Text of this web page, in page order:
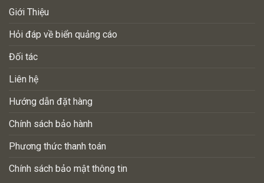
Giới Thiệu
Hỏi đáp về biển quảng cáo
Đối tác
Liên hệ
Hướng dẫn đặt hàng
Chính sách bảo hành
Phương thức thanh toán
Chính sách bảo mật thông tin